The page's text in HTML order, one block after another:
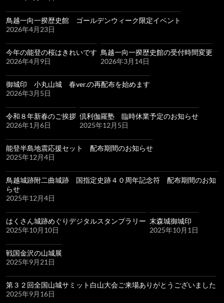
鳥越一向一揆歴史館 ゴールデンウィーク限定イベント
2026年4月23日
今年の能登の桜はきれいです
2026年4月9日
鳥越一向一揆歴史館の受付時間変更
2026年3月14日
御城印 小丸山城 春ver.の再配布を始めます
2026年3月5日
令和８年新春のご挨拶
2026年1月6日
倶利伽羅塾 臨時休業予定のお知らせ
2025年12月5日
能登半島地震応援セット 配布期間のお知らせ
2025年12月4日
鳥越城跡附二曲城跡 国指定史跡４０周年記念符 配布期間のお知
らせ
2025年12月4日
はくさん城跡めぐりデジタルスタンプラリー
2025年10月10日
末森城御城印
2025年10月1日
戦国金沢の山城展
2025年9月21日
第３２回全国山城サミット白山大会ご来場ありがとうございました
2025年9月16日